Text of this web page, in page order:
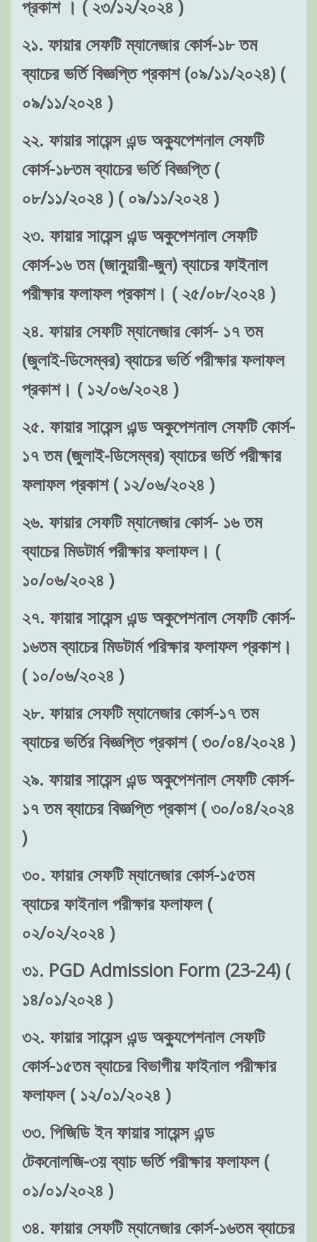
প্রকাশ । ( ২৩/১২/২০২৪ )
২১. ফায়ার সেফটি ম্যানেজার কোর্স-১৮ তম
ব্যাচের ভর্তি বিজ্ঞপ্তি প্রকাশ (০৯/১১/২০২৪) (
০৯/১১/২০২৪ )
২২. ফায়ার সায়েন্স এন্ড অক্যুপেশনাল সেফটি
কোর্স-১৮তম ব্যাচের ভর্তি বিজ্ঞপ্তি (
০৮/১১/২০২৪ ) ( ০৯/১১/২০২৪ )
২৩. ফায়ার সায়েন্স এন্ড অকুপেশনাল সেফটি
কোর্স-১৬ তম (জানুয়ারী-জুন) ব্যাচের ফাইনাল
পরীক্ষার ফলাফল প্রকাশ। ( ২৫/০৮/২০২৪ )
২৪. ফায়ার সেফটি ম্যানেজার কোর্স- ১৭ তম
(জুলাই-ডিসেম্বর) ব্যাচের ভর্তি পরীক্ষার ফলাফল
প্রকাশ। ( ১২/০৬/২০২৪ )
২৫. ফায়ার সায়েন্স এন্ড অকুপেশনাল সেফটি কোর্স-
১৭ তম (জুলাই-ডিসেম্বর) ব্যাচের ভর্তি পরীক্ষার
ফলাফল প্রকাশ ( ১২/০৬/২০২৪ )
২৬. ফায়ার সেফটি ম্যানেজার কোর্স- ১৬ তম
ব্যাচের মিডটার্ম পরীক্ষার ফলাফল। (
১০/০৬/২০২৪ )
২৭. ফায়ার সায়েন্স এন্ড অকুপেশনাল সেফটি কোর্স-
১৬তম ব্যাচের মিডটার্ম পরিক্ষার ফলাফল প্রকাশ।
( ১০/০৬/২০২৪ )
২৮. ফায়ার সেফটি ম্যানেজার কোর্স-১৭ তম
ব্যাচের ভর্তির বিজ্ঞপ্তি প্রকাশ ( ৩০/০৪/২০২৪ )
২৯. ফায়ার সায়েন্স এন্ড অকুপেশনাল সেফটি কোর্স-
১৭ তম ব্যাচের বিজ্ঞপ্তি প্রকাশ ( ৩০/০৪/২০২৪
)
৩০. ফায়ার সেফটি ম্যানেজার কোর্স-১৫তম
ব্যাচের ফাইনাল পরীক্ষার ফলাফল (
০২/০২/২০২৪ )
৩১. PGD Admission Form (23-24) (
১৪/০১/২০২৪ )
৩২. ফায়ার সায়েন্স এন্ড অক্যুপেশনাল সেফটি
কোর্স-১৫তম ব্যাচের বিভাগীয় ফাইনাল পরীক্ষার
ফলাফল ( ১২/০১/২০২৪ )
৩৩. পিজিডি ইন ফায়ার সায়েন্স এন্ড
টেকনোলজি-৩য় ব্যাচ ভর্তি পরীক্ষার ফলাফল (
০১/০১/২০২৪ )
৩৪. ফায়ার সেফটি ম্যানেজার কোর্স-১৬তম ব্যাচের